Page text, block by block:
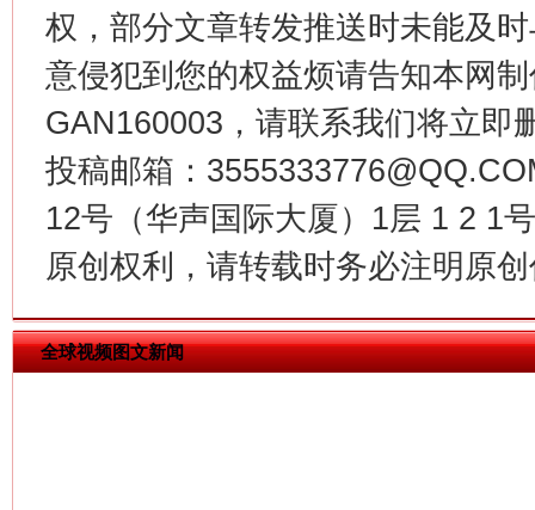
权，部分文章转发推送时未能及
意侵犯到您的权益烦请告知本网
GAN160003，请联系我们将立即
投稿邮箱：
12号（华声国际大厦）1层 1 2 1
原创权利，请转载时务必注明原
全球视频图文新闻
在谋一域中谋全局
今